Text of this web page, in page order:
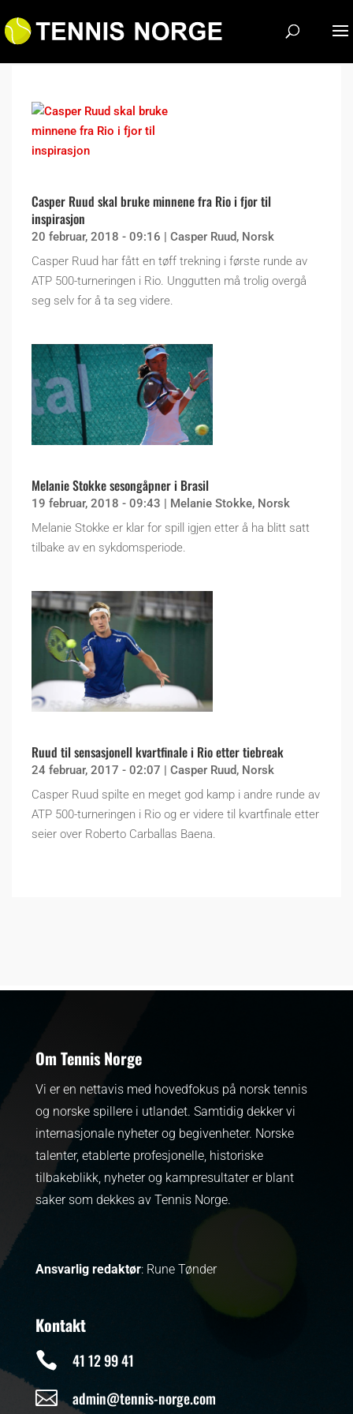
Casper Ruud skal bruke minnene fra Rio i fjor til
inspirasjon
20 februar, 2018 - 09:16 | Casper Ruud, Norsk
Casper Ruud har fått en tøff trekning i første runde av
ATP 500-turneringen i Rio. Unggutten må trolig overgå
seg selv for å ta seg videre.
Melanie Stokke sesongåpner i Brasil
19 februar, 2018 - 09:43 | Melanie Stokke, Norsk
Melanie Stokke er klar for spill igjen etter å ha blitt satt
tilbake av en sykdomsperiode.
Ruud til sensasjonell kvartfinale i Rio etter tiebreak
24 februar, 2017 - 02:07 | Casper Ruud, Norsk
Casper Ruud spilte en meget god kamp i andre runde av
ATP 500-turneringen i Rio og er videre til kvartfinale etter
seier over Roberto Carballas Baena.
Om Tennis Norge
Vi er en nettavis med hovedfokus på norsk tennis
og norske spillere i utlandet. Samtidig dekker vi
internasjonale nyheter og begivenheter. Norske
talenter, etablerte profesjonelle, historiske
tilbakeblikk, nyheter og kampresultater er blant
saker som dekkes av Tennis Norge.
Ansvarlig redaktør: Rune Tønder
Kontakt
 41 12 99 41
 admin@tennis-norge.com